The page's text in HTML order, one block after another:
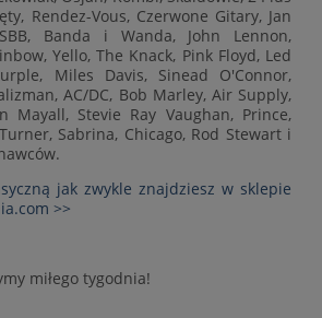
Rendez-Vous, Czerwone Gitary, Jan
Banda i Wanda, John Lennon,
Yello, The Knack, Pink Floyd, Led
Miles Davis, Sinead O'Connor,
AC/DC, Bob Marley, Air Supply,
Mayall, Stevie Ray Vaughan, Prince,
Sabrina, Chicago, Rod Stewart i
jak zwykle znajdziesz w sklepie
>>
miłego tygodnia!